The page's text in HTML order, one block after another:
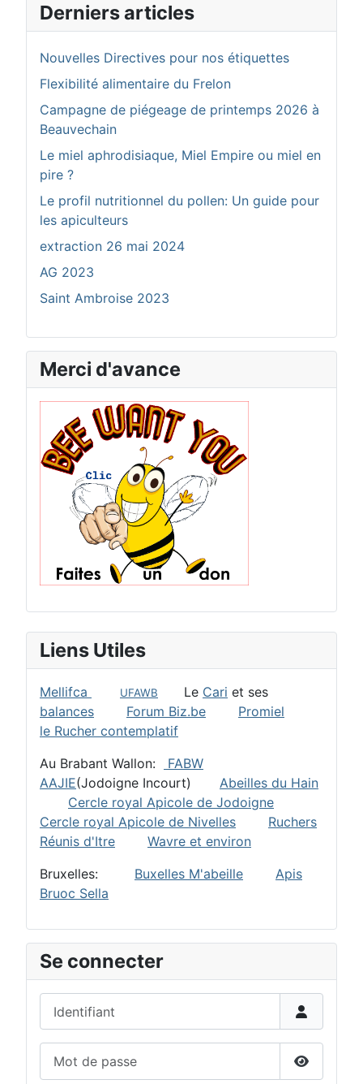
Derniers articles
Nouvelles Directives pour nos étiquettes
Flexibilité alimentaire du Frelon
Campagne de piégeage de printemps 2026 à
Beauvechain
Le miel aphrodisiaque, Miel Empire ou miel en
pire ?
Le profil nutritionnel du pollen: Un guide pour
les apiculteurs
extraction 26 mai 2024
AG 2023
Saint Ambroise 2023
Merci d'avance
Liens Utiles
Mellifca UFAWB Le Cari et ses
balances
Forum Biz.be
Promiel
le Rucher contemplatif
Au Brabant Wallon:
FABW
AAJIE(Jodoigne Incourt) Abeilles du Hain
Cercle royal Apicole de Jodoigne
Cercle royal Apicole de Nivelles
Ruchers
Réunis d'Itre
Wavre et environ
Bruxelles: Buxelles M'abeille
Apis
Bruoc Sella
Se connecter
Afficher